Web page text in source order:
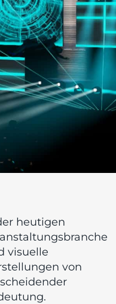
heutigen
visuelle
von